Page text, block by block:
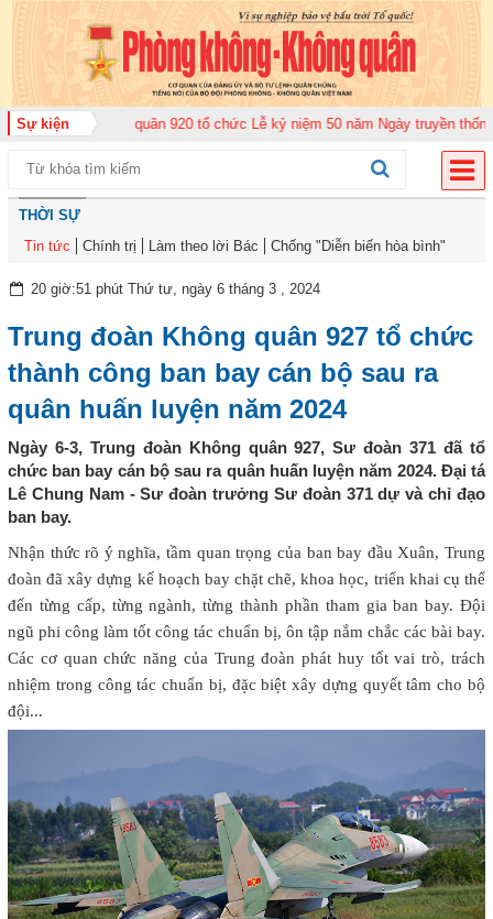
Sự kiện
đoàn Không quân 920 tổ chức Lễ kỷ niệm 50 năm Ngày truyền thống
THỜI SỰ
Tin tức
Chính trị Làm theo lời Bác Chống "Diễn biến hòa bình"
20 giờ:51 phút Thứ tư, ngày 6 tháng 3 , 2024
Trung đoàn Không quân 927 tổ chức
thành công ban bay cán bộ sau ra
quân huấn luyện năm 2024
Ngày 6-3, Trung đoàn Không quân 927, Sư đoàn 371 đã tổ
chức ban bay cán bộ sau ra quân huấn luyện năm 2024. Đại tá
Lê Chung Nam - Sư đoàn trưởng Sư đoàn 371 dự và chỉ đạo
ban bay.
Nhận thức rõ ý nghĩa, tầm quan trọng của ban bay đầu Xuân, Trung
đoàn đã xây dựng kế hoạch bay chặt chẽ, khoa học, triển khai cụ thể
đến từng cấp, từng ngành, từng thành phần tham gia ban bay. Đội
ngũ phi công làm tốt công tác chuẩn bị, ôn tập nắm chắc các bài bay.
Các cơ quan chức năng của Trung đoàn phát huy tốt vai trò, trách
nhiệm trong công tác chuẩn bị, đặc biệt xây dựng quyết tâm cho bộ
đội...